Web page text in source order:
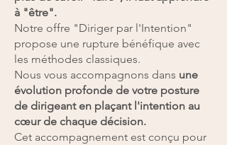
à "être".
Notre offre "Diriger par l'Intention"
propose une rupture bénéfique avec
les méthodes classiques.
Nous vous accompagnons dans une
évolution profonde de votre posture
de dirigeant en plaçant l'intention au
cœur de chaque décision.
Cet accompagnement est conçu pour